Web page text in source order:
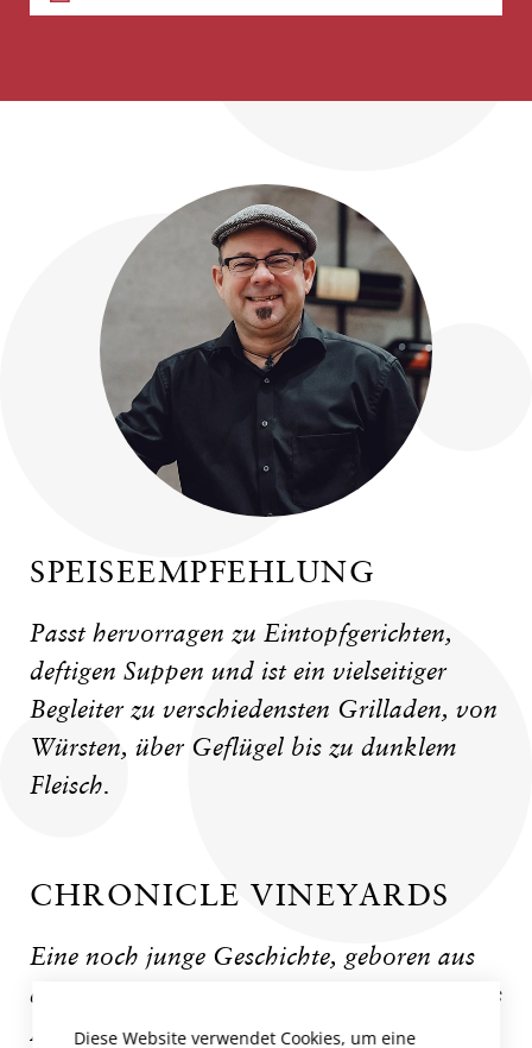
SPEISEEMPFEHLUNG
Passt hervorragen zu Eintopfgerichten,
deftigen Suppen und ist ein vielseitiger
Begleiter zu verschiedensten Grilladen, von
Würsten, über Geflügel bis zu dunklem
Fleisch.
CHRONICLE VINEYARDS
Eine noch junge Geschichte, geboren aus
einer Idee die lange reifte. 2012 begann das
Abenteuer Chronicle Vineyards von José...
Diese Website verwendet Cookies, um eine